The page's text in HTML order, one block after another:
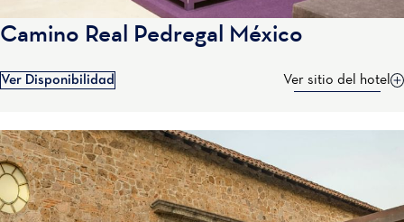
Camino Real Pedregal México
Ver Disponibilidad Ver sitio del hotel